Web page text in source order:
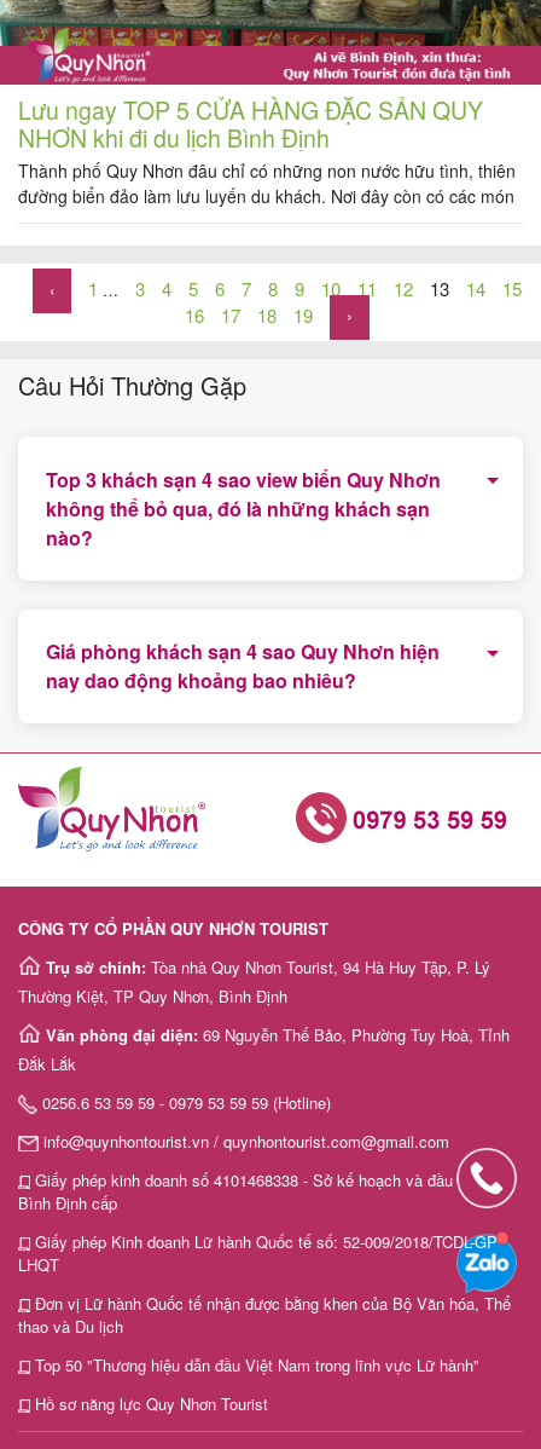
Lưu ngay TOP 5 CỬA HÀNG ĐẶC SẢN QUY
NHƠN khi đi du lịch Bình Định
Thành phố Quy Nhơn đâu chỉ có những non nước hữu tình, thiên
đường biển đảo làm lưu luyến du khách. Nơi đây còn có các món
ăn đặc sản Quy Nhơn luôn biết cách “gây vấn vương” để ăn là
‹ 1 … 3 4 5 6 7 8 9 10 11 12 13 14
15
16
17 18 19 ›
Câu Hỏi Thường Gặp
Top 3 khách sạn 4 sao view biển Quy Nhơn
không thể bỏ qua, đó là những khách sạn
nào?
biểu nhất hiện nay được du khách quan tâm và lựa
chọn.
Giá phòng khách sạn 4 sao Quy Nhơn hiện
nay dao động khoảng bao nhiêu?
lượng và thương hiệu của từng khách sạn.
CÔNG TY CỔ PHẦN QUY NHƠN TOURIST
Trụ sở chính: Tòa nhà Quy Nhơn Tourist, 94 Hà Huy Tập, P. Lý
Thường Kiệt, TP Quy Nhơn, Bình Định
Văn phòng đại diện: 69 Nguyễn Thế Bảo, Phường Tuy Hoà, Tỉnh
Đắk Lắk
0256.6 53 59 59 - 0979 53 59 59 (Hotline)
info@quynhontourist.vn / quynhontourist.com@gmail.com
Giấy phép kinh doanh số 4101468338 - Sở kế hoạch và đầu tư tỉnh
Bình Định cấp
Giấy phép Kinh doanh Lữ hành Quốc tế số: 52-009/2018/TCDL-GP
LHQT
Đơn vị Lữ hành Quốc tế nhận được bằng khen của Bộ Văn hóa, Thể
thao và Du lịch
Top 50 "Thương hiệu dẫn đầu Việt Nam trong lĩnh vực Lữ hành"
Hồ sơ năng lực Quy Nhơn Tourist